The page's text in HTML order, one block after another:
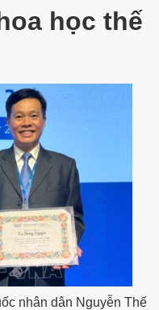
học thế
nhân dân Nguyễn Thế